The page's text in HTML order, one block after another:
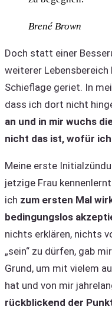
Brené Brown
Doch statt einer
weiterer Lebensbereich
Schieflage geriet. In
dass ich dort nicht
an und in mir wuchs
nicht das ist, wofür
Meine erste
jetzige Frau
ich zum ersten Mal
bedingungslos
nichts erklären, nichts
„sein“ zu dürfen, gab
Grund, um mit vielem
hat und von mir
rückblickend der